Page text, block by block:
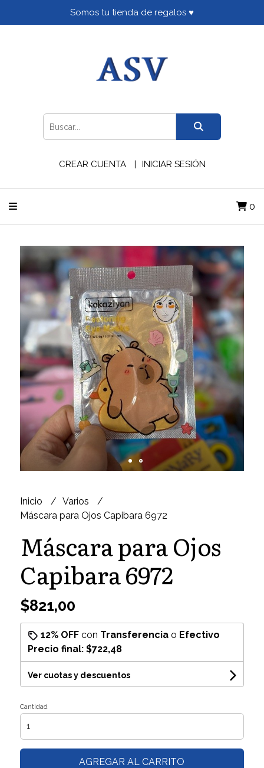
Somos tu tienda de regalos ♥
CREAR CUENTA INICIAR SESIÓN
0
Inicio
Varios
Máscara para Ojos Capibara 6972
Máscara para Ojos
Capibara 6972
$821,00
12% OFFcon Transferenciao Efectivo
Precio final: $722,48
Ver cuotas y descuentos
Cantidad
AGREGAR AL CARRITO